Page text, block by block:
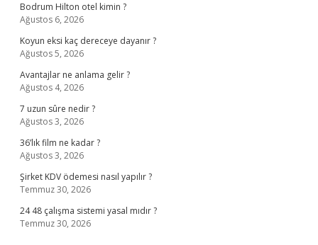
Bodrum Hilton otel kimin ?
Ağustos 6, 2026
Koyun eksi kaç dereceye dayanır ?
Ağustos 5, 2026
Avantajlar ne anlama gelir ?
Ağustos 4, 2026
7 uzun sûre nedir ?
Ağustos 3, 2026
36’lık film ne kadar ?
Ağustos 3, 2026
Şirket KDV ödemesi nasıl yapılır ?
Temmuz 30, 2026
24 48 çalışma sistemi yasal mıdır ?
Temmuz 30, 2026